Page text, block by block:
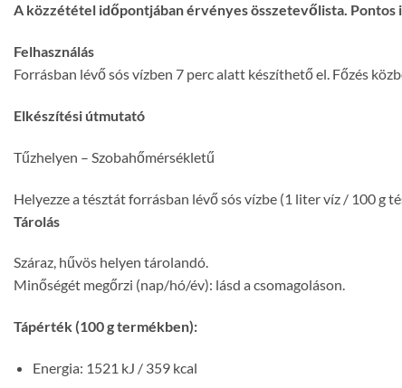
A közzététel időpontjában érvényes összetevőlista.
Felhasználás
Forrásban lévő sós vízben 7 perc alatt készíthető el. Főzés
Elkészítési útmutató
Tűzhelyen – Szobahőmérsékletű
Helyezze a tésztát forrásban lévő sós vízbe (1 liter víz / 100 g
Tárolás
Száraz, hűvös helyen tárolandó.
Minőségét megőrzi (nap/hó/év): lásd a csomagoláson.
Tápérték (100 g termékben):
Energia: 1521 kJ / 359 kcal